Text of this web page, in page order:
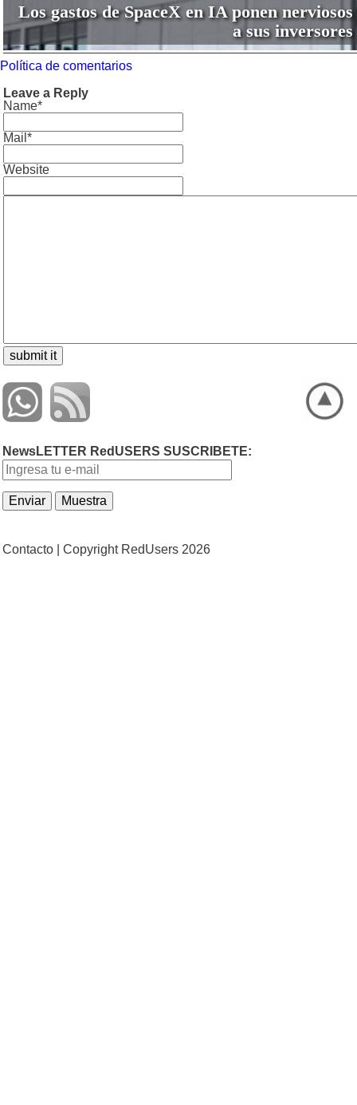
Los gastos de SpaceX en IA ponen nerviosos
a sus inversores
Política de comentarios
Leave a Reply
Name*
Mail*
Website
NewsLETTER RedUSERS SUSCRIBETE:
Contacto | Copyright RedUsers 2026